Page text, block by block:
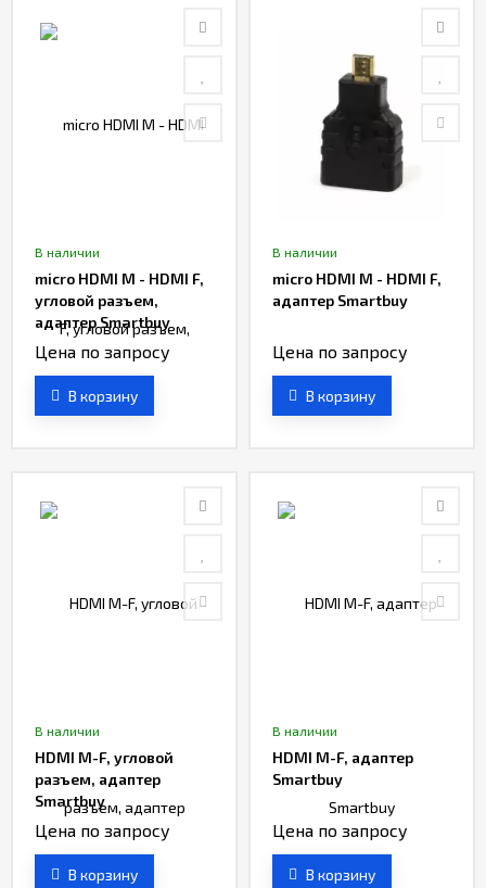
В наличии
micro HDMI M - HDMI F,
угловой разъем,
адаптер Smartbuy
Цена по запросу
В корзину
В наличии
micro HDMI M - HDMI F,
адаптер Smartbuy
Цена по запросу
В корзину
В наличии
HDMI M-F, угловой
разъем, адаптер
Smartbuy
Цена по запросу
В корзину
В наличии
HDMI M-F, адаптер
Smartbuy
Цена по запросу
В корзину